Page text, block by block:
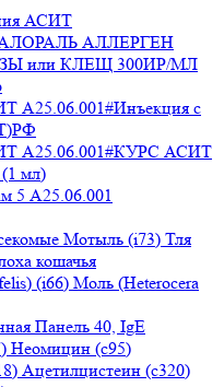
АСИТ
АЛЛЕРГЕН
или КЛЕЩ 300ИР/МЛ
А25.06.001#Инъекция с
А25.06.001#КУРС АСИТ
мл)
5 А25.06.001
Мотыль (i73) Тля
кошачья
(i66) Моль (Heterocera
Панель 40, IgE
Неомицин (c95)
Ацетилцистеин (с320)